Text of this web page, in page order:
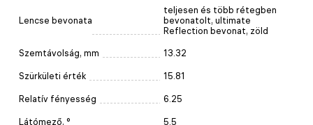
Lencse bevonata
teljesen és több rétegben
bevonatolt, ultimate
Reflection bevonat, zöld
Szemtávolság, mm 13.32
Szürkületi érték 15.81
Relatív fényesség 6.25
Látómező, ° 5.5